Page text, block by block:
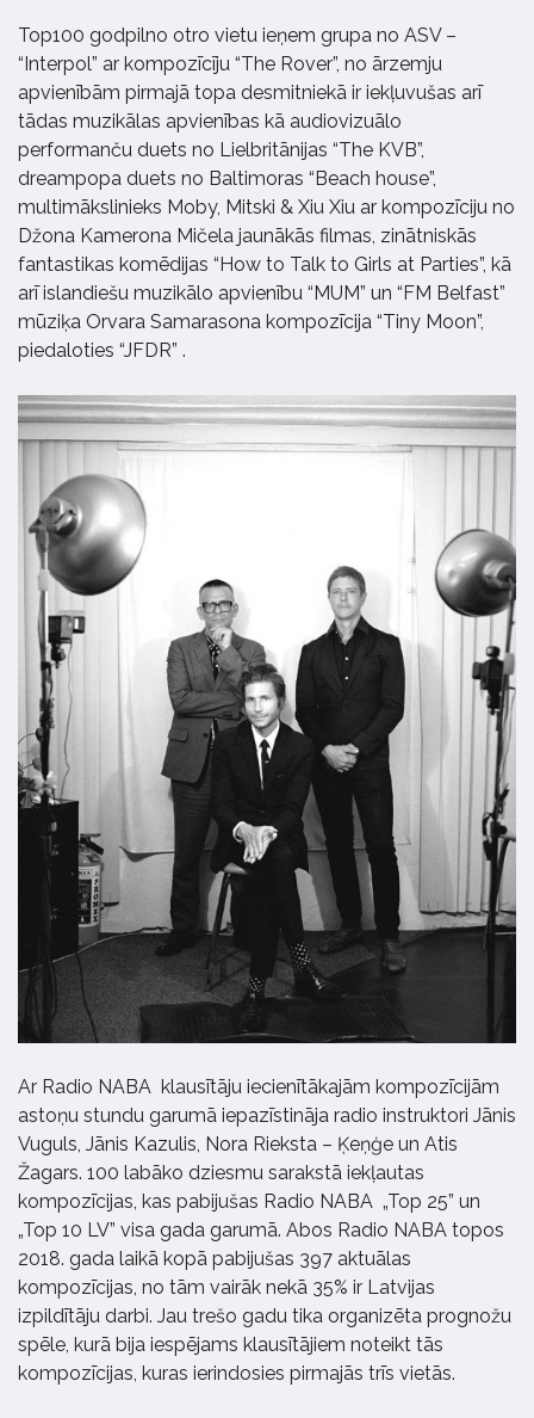
Top100 godpilno otro vietu ieņem grupa no ASV –
“Interpol” ar kompozīcīju “The Rover”, no ārzemju
apvienībām pirmajā topa desmitniekā ir iekļuvušas arī
tādas muzikālas apvienības kā audiovizuālo
performanču duets no Lielbritānijas “The KVB”,
dreampopa duets no Baltimoras “Beach house”,
multimākslinieks Moby, Mitski & Xiu Xiu ar kompozīciju no
Džona Kamerona Mičela jaunākās filmas, zinātniskās
fantastikas komēdijas “How to Talk to Girls at Parties”, kā
arī islandiešu muzikālo apvienību “MUM” un “FM Belfast”
mūziķa Orvara Samarasona kompozīcija “Tiny Moon”,
piedaloties “JFDR” .
Ar Radio NABA klausītāju iecienītākajām kompozīcijām
astoņu stundu garumā iepazīstināja radio instruktori Jānis
Vuguls, Jānis Kazulis, Nora Rieksta – Ķeņģe un Atis
Žagars. 100 labāko dziesmu sarakstā iekļautas
kompozīcijas, kas pabijušas Radio NABA „Top 25” un
„Top 10 LV” visa gada garumā. Abos Radio NABA topos
2018. gada laikā kopā pabijušas 397 aktuālas
kompozīcijas, no tām vairāk nekā 35% ir Latvijas
izpildītāju darbi. Jau trešo gadu tika organizēta prognožu
spēle, kurā bija iespējams klausītājiem noteikt tās
kompozīcijas, kuras ierindosies pirmajās trīs vietās.